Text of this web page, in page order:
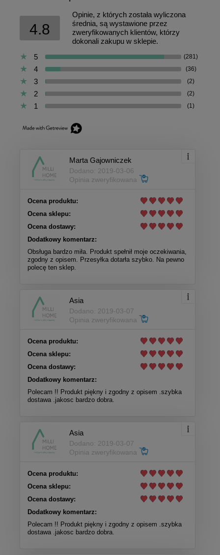
4.8
Opinie, z których została wyliczona
średnia, są wystawione przez
zweryfikowanych klientów, którzy
dokonali zakupu w sklepie.
5
(281)
4 (36)
3 (2)
2 (2)
1 (1)
Marta Gajowniczek
Dodano: 2019-03-06
Opinia zweryfikowana
Ocena produktu:
Ocena sklepu:
Ocena dostawy:
Dodatkowy komentarz:
Obsługa bardzo miła. Produkt spełnił moje oczekiwania,
zgodny z opisem. Przesyłka dotarła szybko. Na pewno
polecę ten sklep.
Asia
Dodano: 2019-03-07
Opinia zweryfikowana
Ocena produktu:
Ocena sklepu:
Ocena dostawy:
Dodatkowy komentarz:
Polecam !! Produkt piękny i zgodny z opisem .szybka
dostawa .jakosc bardzo dobra.
Asia
Dodano: 2019-03-07
Opinia zweryfikowana
Ocena produktu:
Ocena sklepu:
Ocena dostawy:
Dodatkowy komentarz:
Polecam !! Produkt piękny i zgodny z opisem .szybka
dostawa .jakosc bardzo dobra.